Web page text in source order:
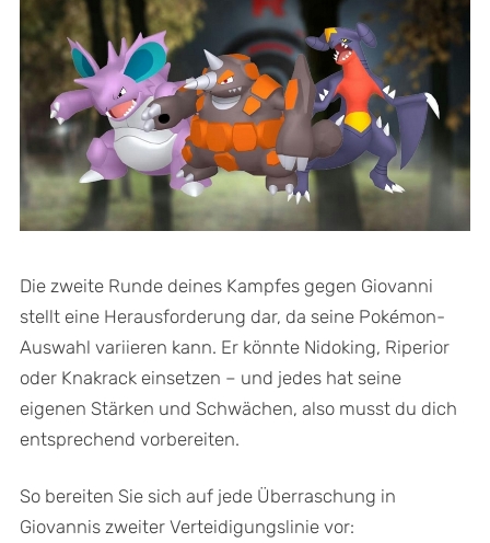
Die zweite Runde deines Kampfes gegen Giovanni
stellt eine Herausforderung dar, da seine Pokémon-
Auswahl variieren kann. Er könnte Nidoking, Riperior
oder Knakrack einsetzen – und jedes hat seine
eigenen Stärken und Schwächen, also musst du dich
entsprechend vorbereiten.
So bereiten Sie sich auf jede Überraschung in
Giovannis zweiter Verteidigungslinie vor: